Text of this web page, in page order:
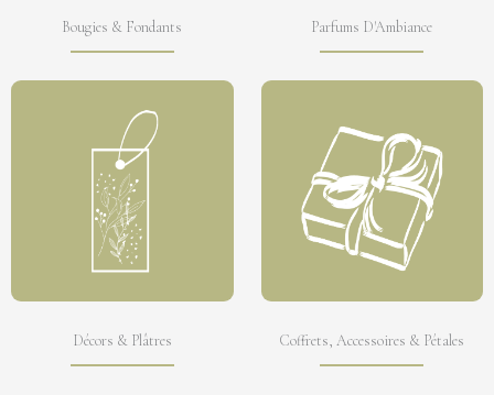
Senteurs Françaises
Créations
Artisanales
Bougies & Fondants Parfums D'Ambiance
Décors & Plâtres Coffrets, Accessoires & Pétales